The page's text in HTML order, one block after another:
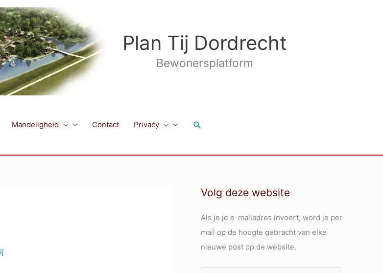
Plan Tij Dordrecht
Bewonersplatform
Mandeligheid Contact Privacy Zoeken
Volg deze website
Als je je e-mailadres invoert, word je per
mail op de hoogte gebracht van elke
nieuwe post op de website.